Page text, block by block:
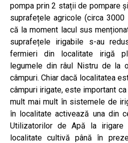
pompa prin 2 stații de pompare
suprafețele agricole (circa 3000
că la moment lacul sus
suprafețele irigabile s-au
fermieri din localitate irigă
legumele din râul Nistru de la
câmpuri. Chiar dacă localitatea
câmpuri irigate, este important
mult mai mult în sistemele de
în localitate activează una din
Utilizatorilor de Apă la irigare
localitate cultivă până în